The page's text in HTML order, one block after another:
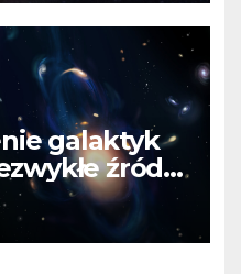
galaktyk
źródło
w